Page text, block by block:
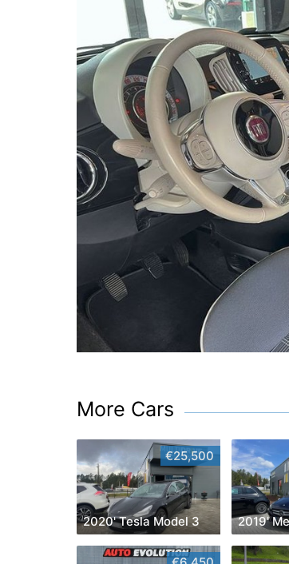
More Cars
€25,500
2020' Tesla Model 3